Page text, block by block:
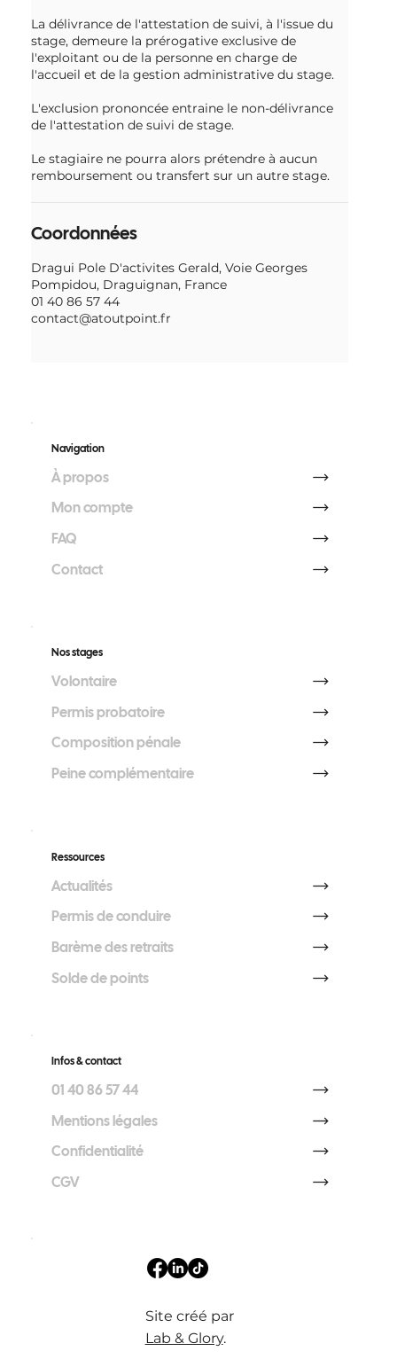
La délivrance de l'attestation de suivi, à l'issue du
stage, demeure la prérogative exclusive de
l'exploitant ou de la personne en charge de
l'accueil et de la gestion administrative du stage.
L'exclusion prononcée entraine le non-délivrance
de l'attestation de suivi de stage.
Le stagiaire ne pourra alors prétendre à aucun
remboursement ou transfert sur un autre stage.
Coordonnées
Dragui Pole D'activites Gerald, Voie Georges
Pompidou, Draguignan, France
01 40 86 57 44
contact@atoutpoint.fr
Ressources
Actualités
Permis de conduire
Barème des retraits
Solde de points
Nos stages
Volontaire
Permis probatoire
Composition pénale
Peine complémentaire
Site créé par
Lab & Glory.
Infos & contact
01 40 86 57 44
Mentions légales
Confidentialité
CGV
Navigation
À propos
Mon compte
FAQ
Contact